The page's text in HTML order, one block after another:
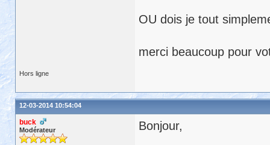
OU dois je tout
merci beaucoup pour
Hors ligne
12-03-2014 10:54:04
buck
Modérateur Bonjour,